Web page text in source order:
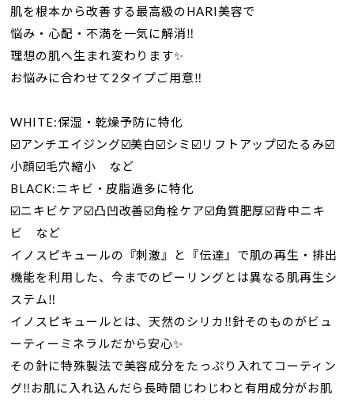
肌を根本から改善する最高級のHARI美容で
悩み・心配・不満を一気に解消‼︎
理想の肌へ生まれ変わります✨
お悩みに合わせて2タイプご用意‼︎
WHITE:保湿・乾燥予防に特化
☑️アンチエイジング☑️美白☑️シミ☑️リフトアップ☑️たるみ☑️
小顔☑️毛穴縮小 など
BLACK:ニキビ・皮脂過多に特化
☑️ニキビケア☑️凸凹改善☑️角栓ケア☑️角質肥厚☑️背中ニキ
ビ など
イノスピキュールの『刺激』と『伝達』で肌の再生・排出
機能を利用した、今までのピーリングとは異なる肌再生シ
ステム‼︎
イノスピキュールとは、天然のシリカ‼︎針そのものがビュ
ーティーミネラルだから安心✨
その針に特殊製法で美容成分をたっぷり入れてコーティン
グ‼︎お肌に入れ込んだら長時間じわじわと有用成分がお肌